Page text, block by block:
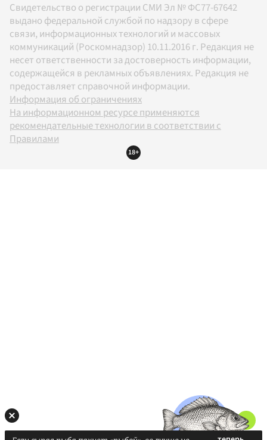
Свидетельство о регистрации СМИ Эл № ФС77-67642
выдано федеральной службой по надзору в сфере
связи, информационных технологий и массовых
коммуникаций (Роскомнадзор) 10.11.2016 г. Редакция не
несет ответственности за достоверность информации,
содержащейся в рекламных объявлениях. Редакция не
предоставляет справочной информации.
Информация об ограничениях
На информационном ресурсе применяются
рекомендательные технологии в соответствии с
Правилами
18+